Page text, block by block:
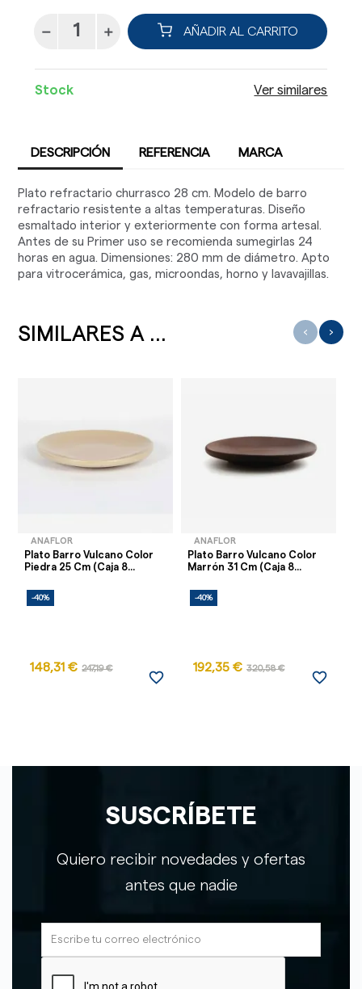
AÑADIR AL CARRITO
Stock Ver similares
DESCRIPCIÓN REFERENCIA MARCA
Plato refractario churrasco 28 cm. Modelo de barro
refractario resistente a altas temperaturas. Diseño
esmaltado interior y exteriormente con forma artesal.
Antes de su Primer uso se recomienda sumegirlas 24
horas en agua. Dimensiones: 280 mm de diámetro. Apto
para vitrocerámica, gas, microondas, horno y lavavajillas.
SIMILARES A ...
ANAFLOR
Plato Barro Vulcano Color
Piedra 25 Cm (Caja 8...
-40%
148,31 € 247,19 €
favorite_border
ANAFLOR
Plato Barro Vulcano Color
Marrón 31 Cm (Caja 8...
-40%
192,35 € 320,58 €
favorite_border
‹ ›
SUSCRÍBETE
Quiero recibir novedades y ofertas
antes que nadie